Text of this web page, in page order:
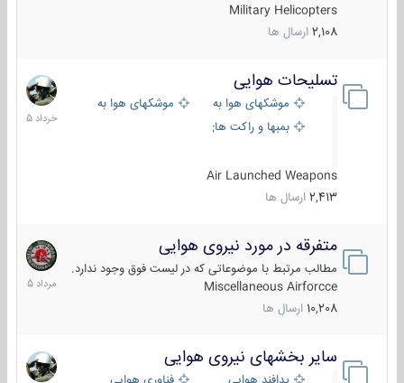
Military Helicopters
2,108 ارسال ها
تسلیحات هوایی
موشکهای هوا به هوا
موشکهای هوا به سطح
بمبها و راکت های هوایی
Air Launched Weapons
2,413 ارسال ها
30
خرداد
1405
متفرقه در مورد نیروی هوایی
مطالب مرتبط با موضوعاتی که در لیست فوق وجود ندارد.
Miscellaneous Airforcce
10,208 ارسال ها
7
مرداد
1405
سایر بخشهای نیروی هوایی
2
مرداد